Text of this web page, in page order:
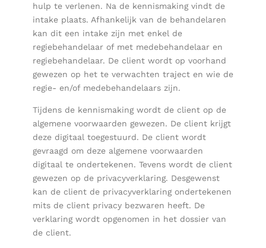
hulp te verlenen. Na de kennismaking vindt de
intake plaats. Afhankelijk van de behandelaren
kan dit een intake zijn met enkel de
regiebehandelaar of met medebehandelaar en
regiebehandelaar. De client wordt op voorhand
gewezen op het te verwachten traject en wie de
regie- en/of medebehandelaars zijn.
Tijdens de kennismaking wordt de client op de
algemene voorwaarden gewezen. De client krijgt
deze digitaal toegestuurd. De client wordt
gevraagd om deze algemene voorwaarden
digitaal te ondertekenen. Tevens wordt de client
gewezen op de privacyverklaring. Desgewenst
kan de client de privacyverklaring ondertekenen
mits de client privacy bezwaren heeft. De
verklaring wordt opgenomen in het dossier van
de client.